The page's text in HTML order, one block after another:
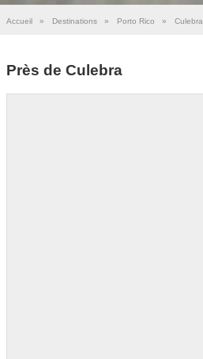
Accueil » Destinations » Porto Rico » Culebra
Près de Culebra